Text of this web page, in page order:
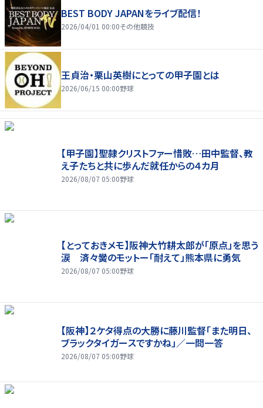
BEST BODY JAPANをライブ配信！
2026/04/01 00:00その他競技
王貞治・栗山英樹にとっての甲子園とは
2026/06/15 00:00野球
【甲子園】聖隷クリストファー惜敗…田中監督、教
え子たちと共に歩んだ就任からの４カ月
2026/08/07 05:00野球
【とっておきメモ】阪神大竹耕太郎が「原点」を思う
涙 済々黌のモットー「耐えて」熊本県に勇気
2026/08/07 05:00野球
【阪神】２ケタ得点の大勝に藤川監督「また明日、
ブラックタイガースですかね」／一問一答
2026/08/07 05:00野球